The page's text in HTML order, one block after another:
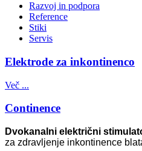
Razvoj in podpora
Reference
Stiki
Servis
Elektrode za inkontinenco
Več ...
Continence
Dvokanalni električni
za zdravljenje inkontinence